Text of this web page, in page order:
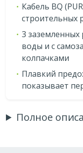
Кабель BQ
строительных
3 заземленных
воды и с
колпачками
Плавкий
показывает
Полное